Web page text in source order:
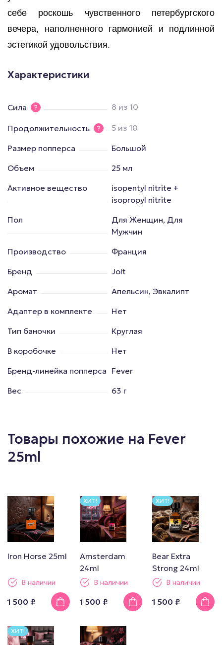
себе роскошь чувственного петербургского
вечера, наполненного гармонией и подлинной
эстетикой удовольствия.
Характеристики
Сила 8 из 10
Продолжительность 5 из 10
Размер попперса
Большой
Объем
25 мл
Активное вещество
isopentyl nitrite +
isopropyl nitrite
Пол
Для Женщин, Для
Мужчин
Производство
Франция
Бренд
Jolt
Аромат
Апельсин, Эвкалипт
Адаптер в комплекте
Нет
Тип баночки
Круглая
В коробочке
Нет
Бренд-линейка попперса Fever
Вес
63 г
Товары похожие на Fever
25ml
Iron Horse 25ml
В наличии
1 500 ₽
ХИТ!
Amsterdam
24ml
В наличии
1 500 ₽
ХИТ!
Bear Extra
Strong 24ml
В наличии
1 500 ₽
ХИТ!